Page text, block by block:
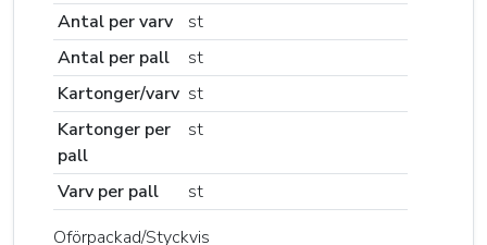
Antal per varv
st
Antal per pall
st
Kartonger/varv st
Kartonger per
pall
st
Varv per pall
st
Oförpackad/Styckvis